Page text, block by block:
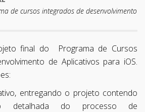
de cursos integrados de desenvolvimento
final do Programa de Cursos
de Aplicativos para iOS.
entregando o projeto contendo
detalhada do processo de